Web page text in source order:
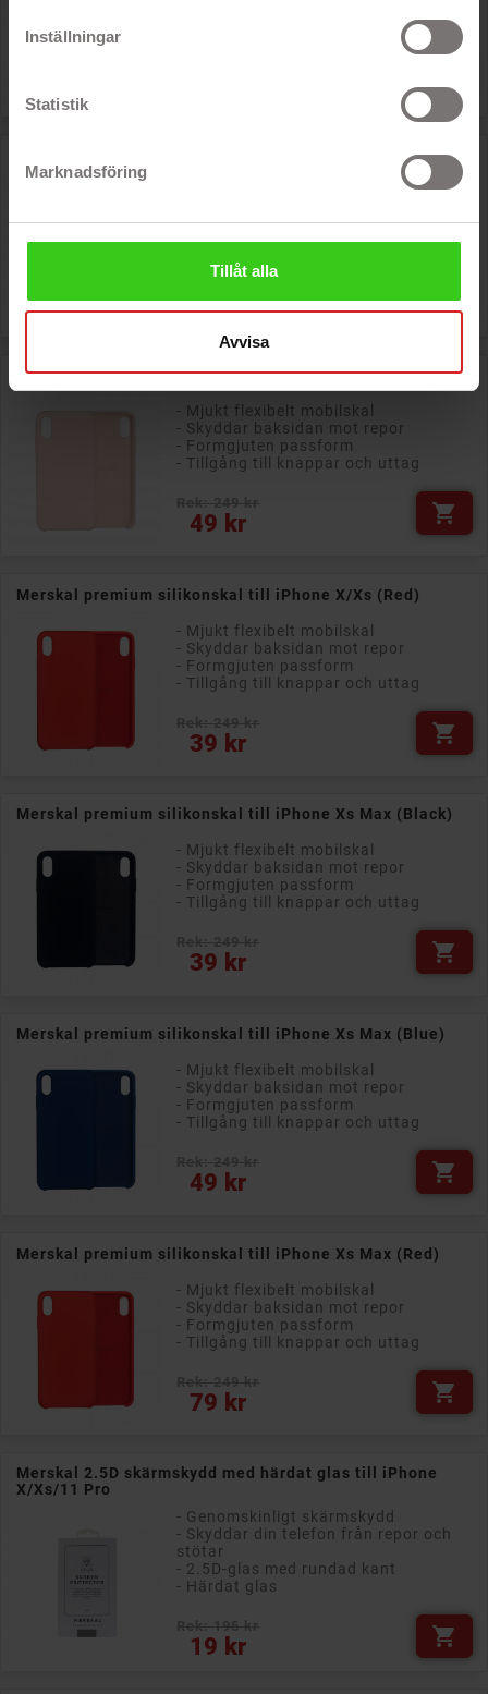
Inställningar
Statistik
Marknadsföring
Tillåt alla
Avvisa
- Tillgång till knappar och uttag
Merskal premium silikonskal till iPhone X/Xs (Gray)
- Formgjuten passform
- Tillgång till knappar och uttag
29 kr
Pris
Merskal premium silikonskal till iPhone X/Xs (Pink)
- Mjukt flexibelt mobilskal
- Skyddar baksidan mot repor
- Formgjuten passform
- Tillgång till knappar och uttag
49 kr
Pris 
Merskal premium silikonskal till iPhone X/Xs (Red)
- Mjukt flexibelt mobilskal
- Skyddar baksidan mot repor
- Formgjuten passform
- Tillgång till knappar och uttag
39 kr
Pris 
Merskal premium silikonskal till iPhone Xs Max (Black)
- Mjukt flexibelt mobilskal
- Skyddar baksidan mot repor
- Formgjuten passform
- Tillgång till knappar och uttag
39 kr
Pris 
Merskal premium silikonskal till iPhone Xs Max (Blue)
- Mjukt flexibelt mobilskal
- Skyddar baksidan mot repor
- Formgjuten passform
- Tillgång till knappar och uttag
49 kr
Pris 
Merskal premium silikonskal till iPhone Xs Max (Red)
- Mjukt flexibelt mobilskal
- Skyddar baksidan mot repor
- Formgjuten passform
- Tillgång till knappar och uttag
79 kr
Pris 
Merskal 2.5D skärmskydd med härdat glas till iPhone
X/Xs/11 Pro
- Genomskinligt skärmskydd
- Skyddar din telefon från repor och
stötar
- 2.5D-glas med rundad kant
- Härdat glas
19 kr
Pris 